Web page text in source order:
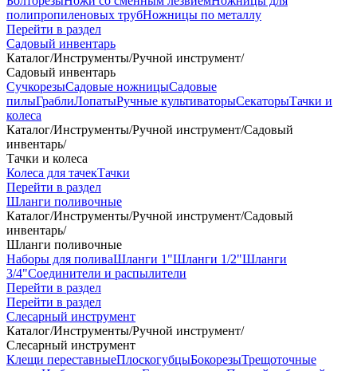
полипропиленовых трубНожницы по металлу
Перейти в раздел
Садовый инвентарь
Каталог/Инструменты/Ручной инструмент/
Садовый инвентарь
СучкорезыСадовые ножницыСадовые
пилыГраблиЛопатыРучные культиваторыСекаторыТачки и
колеса
Каталог/Инструменты/Ручной инструмент/Садовый
инвентарь/
Тачки и колеса
Колеса для тачекТачки
Перейти в раздел
Шланги поливочные
Каталог/Инструменты/Ручной инструмент/Садовый
инвентарь/
Шланги поливочные
Наборы для поливаШланги 1"Шланги 1/2"Шланги
3/4"Соединители и распылители
Перейти в раздел
Перейти в раздел
Слесарный инструмент
Каталог/Инструменты/Ручной инструмент/
Слесарный инструмент
Клещи переставныеПлоскогубцыБокорезыТрещоточные